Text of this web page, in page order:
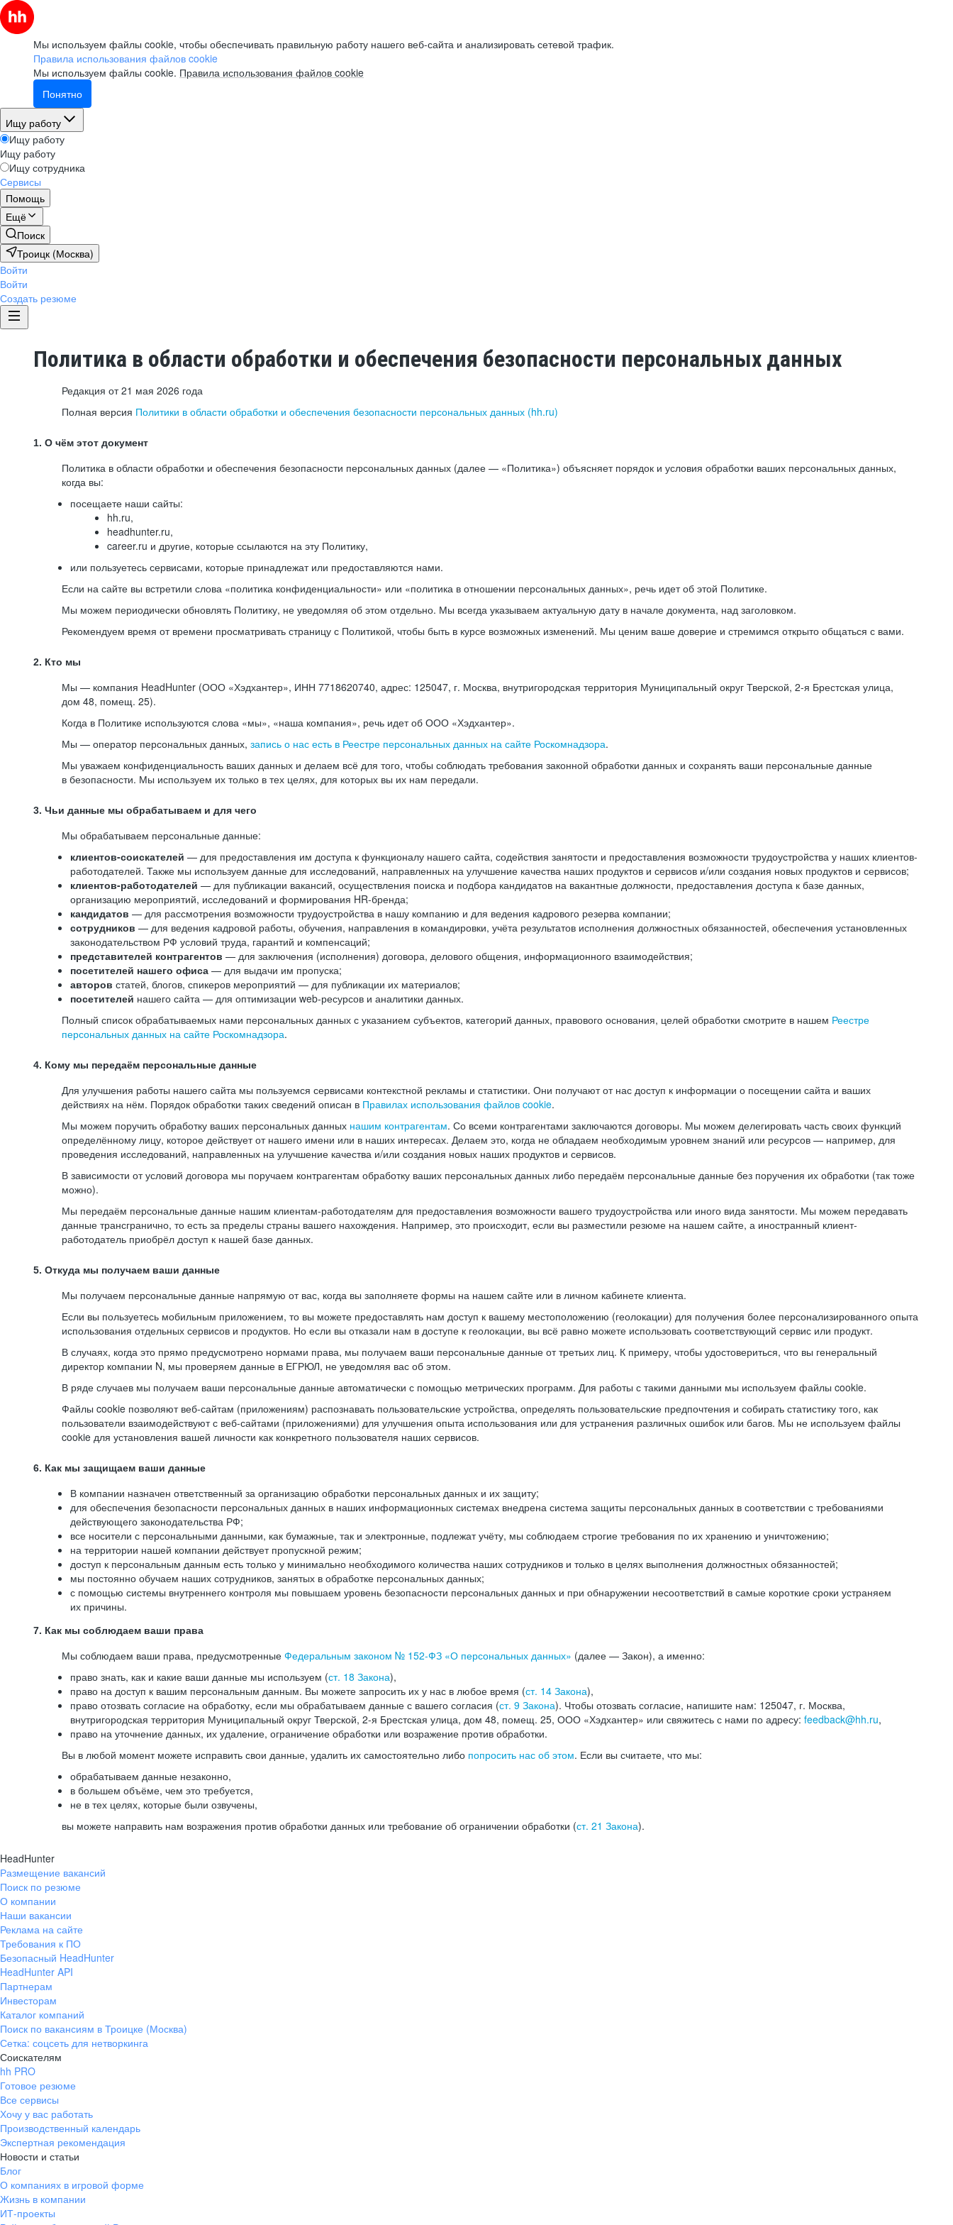
Мы используем файлы cookie, чтобы обеспечивать правильную работу нашего веб-сайта и анализировать сетевой трафик.
Правила использования файлов cookie
Мы используем файлы cookie. Правила использования файлов cookie
Понятно
Ищу работу
Ищу работу
Ищу работу
Ищу сотрудника
Сервисы
Помощь
Ещё
Поиск
Троицк (Москва)
Войти
Войти
Создать резюме
Политика в области обработки и обеспечения безопасности персональных данных
Редакция от 21 мая 2026 года
Полная версия Политики в области обработки и обеспечения безопасности персональных данных (hh.ru)
1. О чём этот документ
Политика в области обработки и обеспечения безопасности персональных данных (далее — «Политика») объясняет порядок и условия обработки ваших персональных данных,
когда вы:
посещаете наши сайты:
hh.ru,
headhunter.ru,
career.ru и другие, которые ссылаются на эту Политику,
или пользуетесь сервисами, которые принадлежат или предоставляются нами.
Если на сайте вы встретили слова «политика конфиденциальности» или «политика в отношении персональных данных», речь идет об этой Политике.
Мы можем периодически обновлять Политику, не уведомляя об этом отдельно. Мы всегда указываем актуальную дату в начале документа, над заголовком.
Рекомендуем время от времени просматривать страницу с Политикой, чтобы быть в курсе возможных изменений. Мы ценим ваше доверие и стремимся открыто общаться с вами.
2. Кто мы
Мы — компания HeadHunter (ООО «Хэдхантер», ИНН 7718620740, адрес: 125047, г. Москва, внутригородская территория Муниципальный округ Тверской, 2-я Брестская улица,
дом 48, помещ. 25).
Когда в Политике используются слова «мы», «наша компания», речь идет об ООО «Хэдхантер».
Мы — оператор персональных данных, запись о нас есть в Реестре персональных данных на сайте Роскомнадзора.
Мы уважаем конфиденциальность ваших данных и делаем всё для того, чтобы соблюдать требования законной обработки данных и сохранять ваши персональные данные
в безопасности. Мы используем их только в тех целях, для которых вы их нам передали.
3. Чьи данные мы обрабатываем и для чего
Мы обрабатываем персональные данные:
клиентов-соискателей — для предоставления им доступа к функционалу нашего сайта, содействия занятости и предоставления возможности трудоустройства у наших клиентов-
работодателей. Также мы используем данные для исследований, направленных на улучшение качества наших продуктов и сервисов и/или создания новых продуктов и сервисов;
клиентов-работодателей — для публикации вакансий, осуществления поиска и подбора кандидатов на вакантные должности, предоставления доступа к базе данных,
организацию мероприятий, исследований и формирования HR-бренда;
кандидатов — для рассмотрения возможности трудоустройства в нашу компанию и для ведения кадрового резерва компании;
сотрудников — для ведения кадровой работы, обучения, направления в командировки, учёта результатов исполнения должностных обязанностей, обеспечения установленных
законодательством РФ условий труда, гарантий и компенсаций;
представителей контрагентов — для заключения (исполнения) договора, делового общения, информационного взаимодействия;
посетителей нашего офиса — для выдачи им пропуска;
авторов статей, блогов, спикеров мероприятий — для публикации их материалов;
посетителей нашего сайта — для оптимизации web-ресурсов и аналитики данных.
Полный список обрабатываемых нами персональных данных с указанием субъектов, категорий данных, правового основания, целей обработки смотрите в нашем Реестре
персональных данных на сайте Роскомнадзора.
4. Кому мы передаём персональные данные
Для улучшения работы нашего сайта мы пользуемся сервисами контекстной рекламы и статистики. Они получают от нас доступ к информации о посещении сайта и ваших
действиях на нём. Порядок обработки таких сведений описан в Правилах использования файлов cookie.
Мы можем поручить обработку ваших персональных данных нашим контрагентам. Со всеми контрагентами заключаются договоры. Мы можем делегировать часть своих функций
определённому лицу, которое действует от нашего имени или в наших интересах. Делаем это, когда не обладаем необходимым уровнем знаний или ресурсов — например, для
проведения исследований, направленных на улучшение качества и/или создания новых наших продуктов и сервисов.
В зависимости от условий договора мы поручаем контрагентам обработку ваших персональных данных либо передаём персональные данные без поручения их обработки (так тоже
можно).
Мы передаём персональные данные нашим клиентам-работодателям для предоставления возможности вашего трудоустройства или иного вида занятости. Мы можем передавать
данные трансгранично, то есть за пределы страны вашего нахождения. Например, это происходит, если вы разместили резюме на нашем сайте, а иностранный клиент-
работодатель приобрёл доступ к нашей базе данных.
5. Откуда мы получаем ваши данные
Мы получаем персональные данные напрямую от вас, когда вы заполняете формы на нашем сайте или в личном кабинете клиента.
Если вы пользуетесь мобильным приложением, то вы можете предоставлять нам доступ к вашему местоположению (геолокации) для получения более персонализированного опыта
использования отдельных сервисов и продуктов. Но если вы отказали нам в доступе к геолокации, вы всё равно можете использовать соответствующий сервис или продукт.
В случаях, когда это прямо предусмотрено нормами права, мы получаем ваши персональные данные от третьих лиц. К примеру, чтобы удостовериться, что вы генеральный
директор компании N, мы проверяем данные в ЕГРЮЛ, не уведомляя вас об этом.
В ряде случаев мы получаем ваши персональные данные автоматически с помощью метрических программ. Для работы с такими данными мы используем файлы cookie.
Файлы cookie позволяют веб-сайтам (приложениям) распознавать пользовательские устройства, определять пользовательские предпочтения и собирать статистику того, как
пользователи взаимодействуют с веб-сайтами (приложениями) для улучшения опыта использования или для устранения различных ошибок или багов. Мы не используем файлы
cookie для установления вашей личности как конкретного пользователя наших сервисов.
6. Как мы защищаем ваши данные
В компании назначен ответственный за организацию обработки персональных данных и их защиту;
для обеспечения безопасности персональных данных в наших информационных системах внедрена система защиты персональных данных в соответствии с требованиями
действующего законодательства РФ;
все носители с персональными данными, как бумажные, так и электронные, подлежат учёту, мы соблюдаем строгие требования по их хранению и уничтожению;
на территории нашей компании действует пропускной режим;
доступ к персональным данным есть только у минимально необходимого количества наших сотрудников и только в целях выполнения должностных обязанностей;
мы постоянно обучаем наших сотрудников, занятых в обработке персональных данных;
с помощью системы внутреннего контроля мы повышаем уровень безопасности персональных данных и при обнаружении несоответствий в самые короткие сроки устраняем
их причины.
7. Как мы соблюдаем ваши права
Мы соблюдаем ваши права, предусмотренные Федеральным законом № 152-ФЗ «О персональных данных» (далее — Закон), а именно:
право знать, как и какие ваши данные мы используем (ст. 18 Закона),
право на доступ к вашим персональным данным. Вы можете запросить их у нас в любое время (ст. 14 Закона),
право отозвать согласие на обработку, если мы обрабатываем данные с вашего согласия (ст. 9 Закона). Чтобы отозвать согласие, напишите нам: 125047, г. Москва,
внутригородская территория Муниципальный округ Тверской, 2-я Брестская улица, дом 48, помещ. 25, ООО «Хэдхантер» или свяжитесь с нами по адресу: feedback@hh.ru,
право на уточнение данных, их удаление, ограничение обработки или возражение против обработки.
Вы в любой момент можете исправить свои данные, удалить их самостоятельно либо попросить нас об этом. Если вы считаете, что мы:
обрабатываем данные незаконно,
в большем объёме, чем это требуется,
не в тех целях, которые были озвучены,
вы можете направить нам возражения против обработки данных или требование об ограничении обработки (ст. 21 Закона).
HeadHunter
Размещение вакансий
Поиск по резюме
О компании
Наши вакансии
Реклама на сайте
Требования к ПО
Безопасный HeadHunter
HeadHunter API
Партнерам
Инвесторам
Каталог компаний
Поиск по вакансиям в Троицке (Москва)
Сетка: соцсеть для нетворкинга
Соискателям
hh PRO
Готовое резюме
Все сервисы
Хочу у вас работать
Производственный календарь
Экспертная рекомендация
Новости и статьи
Блог
О компаниях в игровой форме
Жизнь в компании
ИТ-проекты